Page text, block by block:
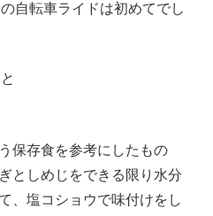
自転車ライドは初めてでし
保存食を参考にしたもの
としめじをできる限り水分
、塩コショウで味付けをし